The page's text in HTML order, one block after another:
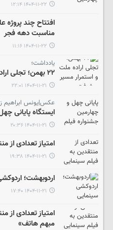
۱۴۰۴-۱۱-۲۲ ۱۲:۱۴
افتتاح چند پروژه
مناسبت دهه فجر
۱۴۰۴-۱۱-۲۲ ۱۱:۱۶
یادداشت؛
۲۲ بهمن؛ تجلی اراده ملت و استمرار مسیر پیشرفت
۱۴۰۴-۱۱-۲۱ ۲۲:۰۱
عکس|یونس ابراهیم
ایستگاه پایانی
۱۴۰۴-۱۱-۲۱ ۲۰:۳۶
امتیاز تعدادی از
۱۴۰۴-۱۱-۲۱ ۱۹:۳۸
اردوبهشت؛
۱۴۰۴-۱۱-۲۱ ۱۷:۴۰
امتیاز تعدادی از
مبهم هاتف»